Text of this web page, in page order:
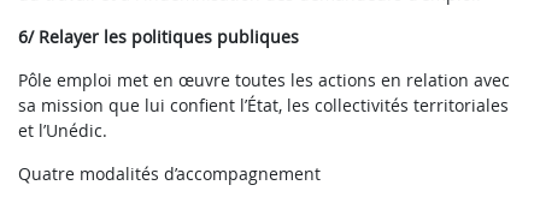
6/ Relayer les politiques publiques
Pôle emploi met en œuvre toutes les actions en relation avec
sa mission que lui confient l’État, les collectivités territoriales
et l’Unédic.
Quatre modalités d’accompagnement